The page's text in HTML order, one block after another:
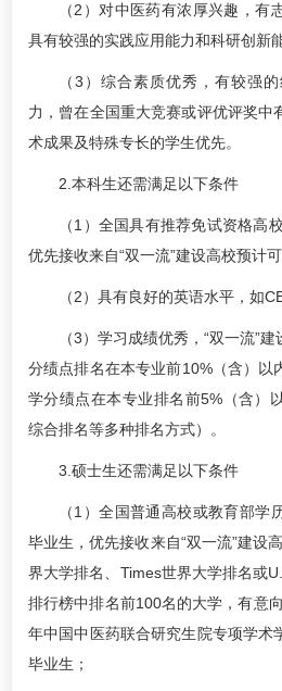
（2）对中医药有浓厚兴趣，有
具有较强的实践应用能力和科研创新
（3）综合素质优秀，有较强
力，曾在全国重大竞赛或评优评奖中
术成果及特殊专长的学生优先。
2.本科生还需满足以下条件
（1）全国具有推荐免试资格高
优先接收来自“双一流”建设高校预计
（2）具有良好的英语水平，如
（3）学习成绩优秀，“双一流”
分绩点排名在本专业前10%（含）以
学分绩点在本专业排名前5%（含）
综合排名等多种排名方式）。
3.硕士生还需满足以下条件
（1）全国普通高校或教育部学
毕业生，优先接收来自“双一流”建设
界大学排名、Times世界大学排名或
排行榜中排名前100名的大学，有意
年中国中医药联合研究生院专项学术
毕业生；